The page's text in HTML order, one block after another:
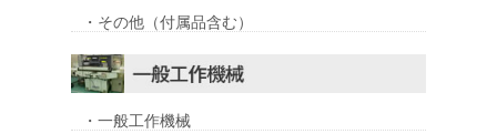
・その他（付属品含む）
・一般工作機械